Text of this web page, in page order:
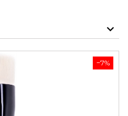
−7%